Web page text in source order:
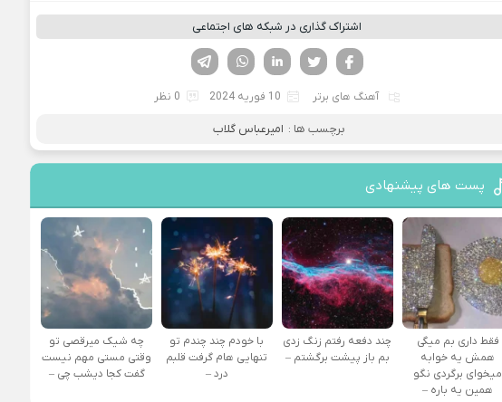
اشتراک گذاری در شبکه های اجتماعی
لینکدین تویتر
فیسوک
آهنگ های برتر 10 فوریه 2024 0 نظر
برچسب ها : امیرعباس گلاب
پست های پیشنهادی
فقط داری بم میگی
همش یه خوابه
میخوای برگردی نگو
همین یه باره –
چند دفعه رفتم زنگ زدی
بم باز پیشت برگشتم –
با خودم چند چندم تو
تنهایی هام گرفت قلبم
درد –
چه شیک میرقصی تو
وقتی مستی مهم نیست
گفت کجا دیشب چی –